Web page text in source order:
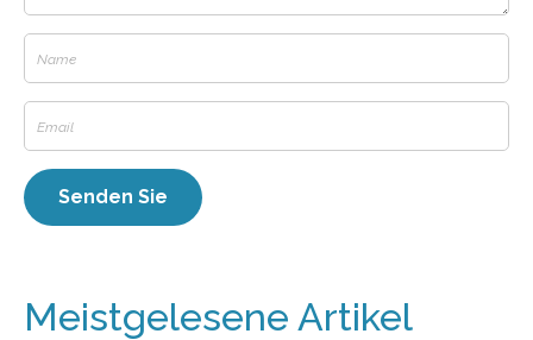
Meistgelesene Artikel